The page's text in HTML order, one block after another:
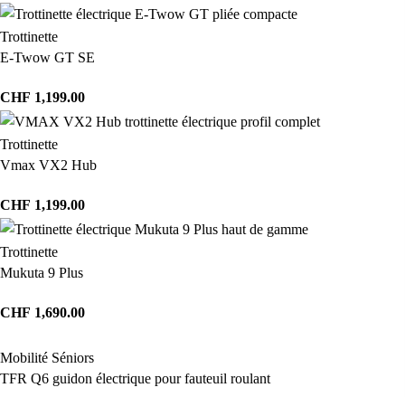
Trottinette
E-Twow GT SE
CHF 1,199.00
Trottinette
Vmax VX2 Hub
CHF 1,199.00
Trottinette
Mukuta 9 Plus
CHF 1,690.00
Mobilité Séniors
TFR Q6 guidon électrique pour fauteuil roulant